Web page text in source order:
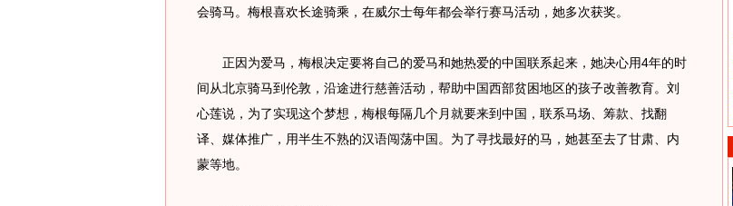
会骑马。梅根喜欢长途骑乘，在威尔士每年都会举行赛马活动，她多次获奖。
正因为爱马，梅根决定要将自己的爱马和她热爱的中国联系起来，她决心用4年的时
间从北京骑马到伦敦，沿途进行慈善活动，帮助中国西部贫困地区的孩子改善教育。刘
心莲说，为了实现这个梦想，梅根每隔几个月就要来到中国，联系马场、筹款、找翻
译、媒体推广，用半生不熟的汉语闯荡中国。为了寻找最好的马，她甚至去了甘肃、内
蒙等地。